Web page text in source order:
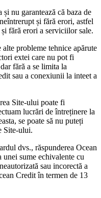
nu garantează că baza de
și fără erori, astfel
fără erori a serviciilor sale.
probleme tehnice apărute
extei care nu pot fi
fără a se limita la
sau a conexiunii la inteet a
Site-ului poate fi
lucrări de întreținere la
se poate să nu puteți
Site-ului.
dvs., răspunderea Ocean
sume echivalente cu
sau incorectă a
Credit în termen de 13